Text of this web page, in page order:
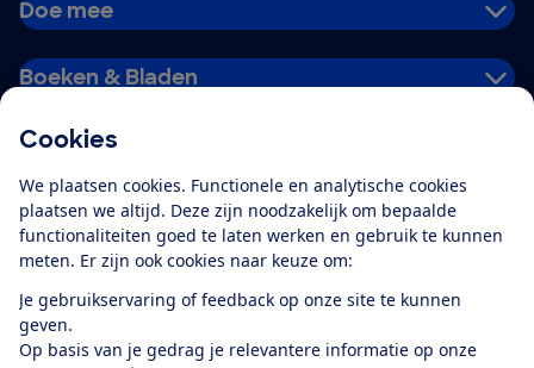
Cookies
We plaatsen cookies. Functionele en analytische cookies
plaatsen we altijd. Deze zijn noodzakelijk om bepaalde
functionaliteiten goed te laten werken en gebruik te kunnen
meten. Er zijn ook cookies naar keuze om:
Je gebruikservaring of feedback op onze site te kunnen
geven.
Op basis van je gedrag je relevantere informatie op onze
Doe mee
Boeken & Bladen
Alles over de
app